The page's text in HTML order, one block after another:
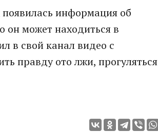
информация об
он может находиться в
в свой канал видео с
правду ото лжи, прогуляться